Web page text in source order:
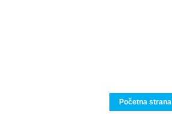
Početna strana